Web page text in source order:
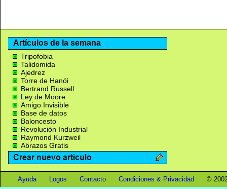
Artículos de la semana
Tripofobia
Talidomida
Ajedrez
Torre de Hanói
Bertrand Russell
Ley de Moore
Amigo Invisible
Base de datos
Baloncesto
Revolución Industrial
Raymond Kurzweil
Abrazos Gratis
Ayuda Logos Contacto Condiciones & Privacidad ©